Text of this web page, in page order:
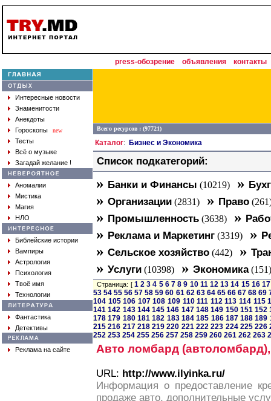
press-обозрение объявления контакты
Интересные новости
Знаменитости
Анекдоты
Гороскопы
new
Тесты
Всё о музыке
Загадай желание !
Аномалии
Мистика
Магия
НЛО
Библейские истории
Вампиры
Астрология
Психология
Твоё имя
Технологии
Фантастика
Детективы
Реклама на сайте
Всего ресурсов : (97721)
Каталог: Бизнес и Экономика
Список подкатегорий:
» Банки и Финансы (10219) »
» Организации (2831) » Право
» Промышленность (3638) »
» Реклама и Маркетинг (3319) »
» Сельское хозяйство (442) »
» Услуги (10398) » Экономика(151)
Страница: [ 1 2 3 4 5 6 7 8 9 10 11 12 13 14 15 16 17
53 54 55 56 57 58 59 60 61 62 63 64 65 66 67 68 69
104 105 106 107 108 109 110 111 112 113 114 115
141 142 143 144 145 146 147 148 149 150 151 152
178 179 180 181 182 183 184 185 186 187 188 189
215 216 217 218 219 220 221 222 223 224 225 226
252 253 254 255 256 257 258 259 260 261 262 263
Авто ломбард
URL: http://www.ilyinka.ru/
Информация о предоставление
продаже авто, дополнительные